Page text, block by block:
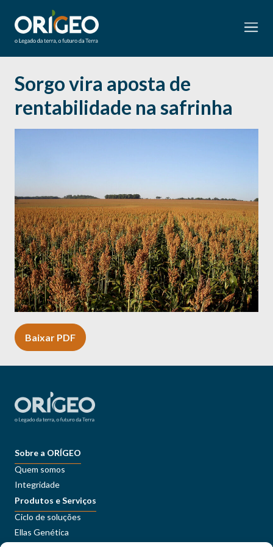
Sorgo vira aposta de
rentabilidade na safrinha
Baixar PDF
Sobre a ORÍGEO
Quem somos
Integridade
Produtos e Serviços
Ciclo de soluções
Ellas Genética